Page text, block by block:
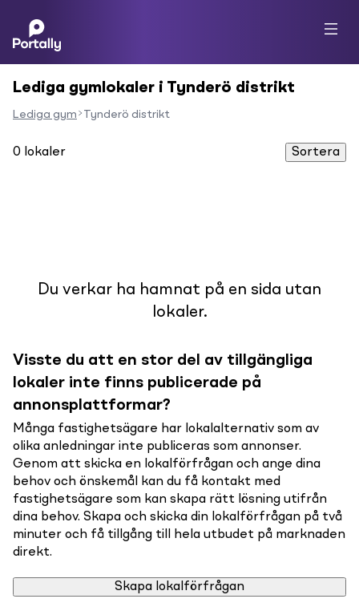
Lediga gymlokaler i Tynderö distrikt
Lediga gym Tynderö distrikt
0 lokaler Sortera
Du verkar ha hamnat på en sida utan
lokaler.
Visste du att en stor del av tillgängliga
lokaler inte finns publicerade på
annonsplattformar?
Många fastighetsägare har lokalalternativ som av
olika anledningar inte publiceras som annonser.
Genom att skicka en lokalförfrågan och ange dina
behov och önskemål kan du få kontakt med
fastighetsägare som kan skapa rätt lösning utifrån
dina behov. Skapa och skicka din lokalförfrågan på två
minuter och få tillgång till hela utbudet på marknaden
direkt.
Skapa lokalförfrågan